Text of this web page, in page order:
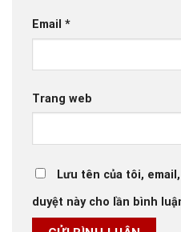
Email *
Trang web
Lưu tên của tôi,
duyệt này cho lần bình